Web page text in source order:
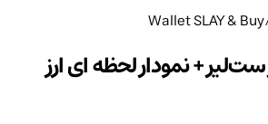
Wallet SLAY &
+ نمودار لحظه ای ارز